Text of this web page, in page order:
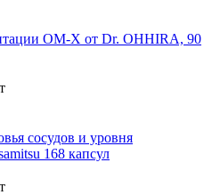
OM-X от Dr. OHHIRA, 90
сосудов и уровня
168 капсул